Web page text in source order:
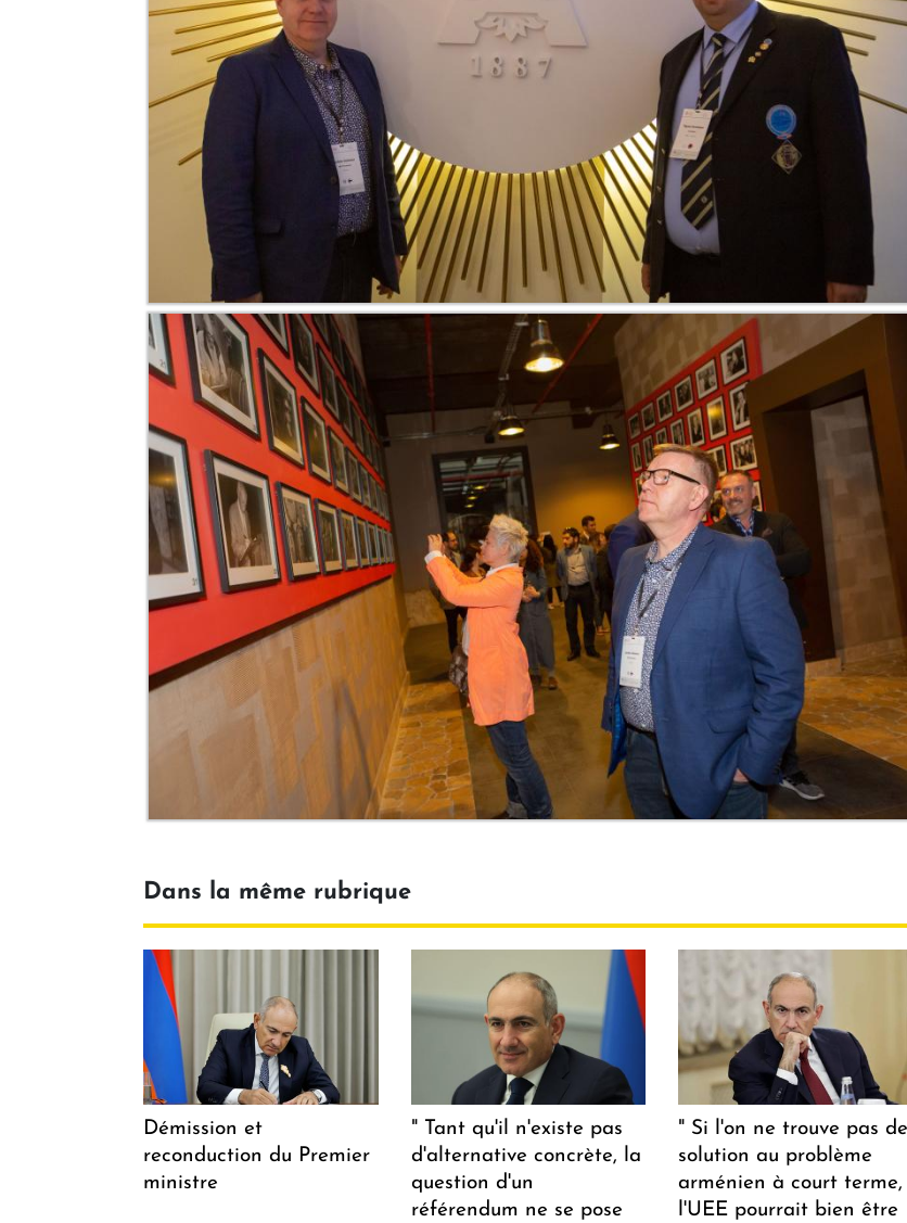
Dans la même rubrique
Démission et
reconduction du Premier
ministre
" Tant qu'il n'existe pas
d'alternative concrète, la
question d'un
référendum ne se pose
" Si l'on ne trouve pas de
solution au problème
arménien à court terme,
l'UEE pourrait bien être